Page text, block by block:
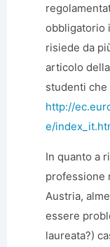
obbligatorio
risiede da
articolo
studenti
http://
e/
In quanto a
professione
Austria,
essere
laureata?)